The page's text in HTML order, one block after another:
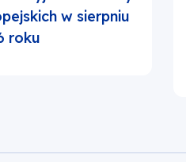
w sierpniu
roku